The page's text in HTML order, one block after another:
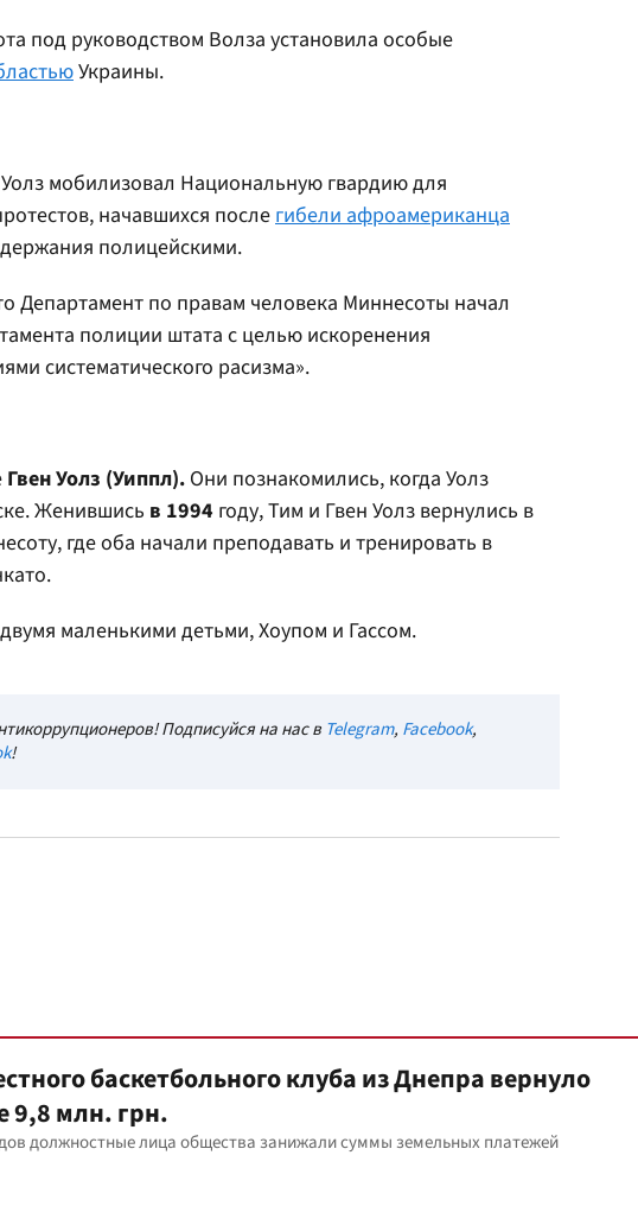
под руководством Волза установила особые
Украины.
Уолз мобилизовал Национальную гвардию для
начавшихся послегибели афроамериканца
полицейскими.
Департамент по правам человека Миннесоты начал
полиции штата с целью искоренения
систематического расизма».
Гвен Уолз (Уиппл). Они познакомились, когда Уолз
Женившись в 1994 году, Тим и Гвен Уолз вернулись в
где оба начали преподавать и тренировать в
маленькими детьми, Хоупом и Гассом.
Подписуйся на нас в Telegram, Facebook,
!
баскетбольного клуба из Днепра вернуло
9,8 млн. грн.
должностные лица общества занижали суммы земельных платежей